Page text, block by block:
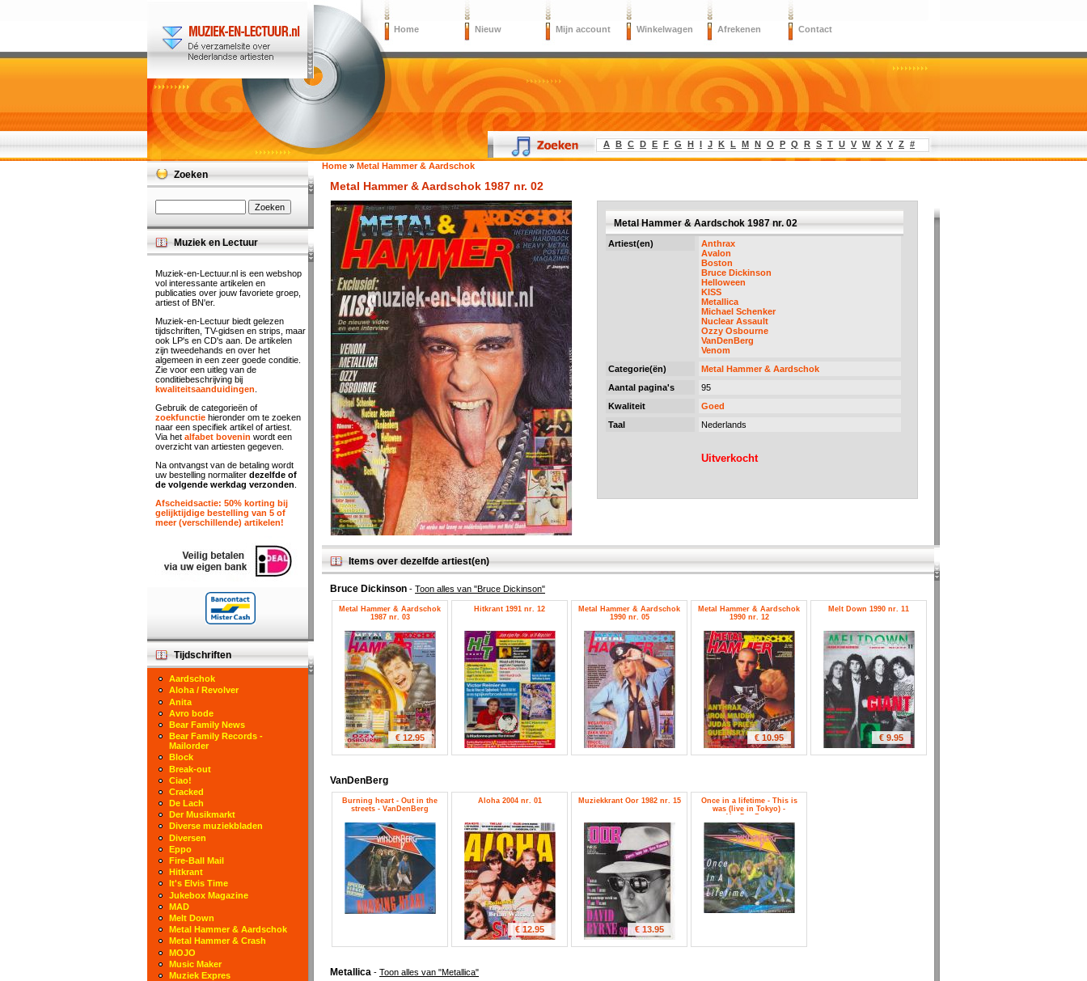
Home Nieuw Mijn account Winkelwagen Afrekenen Contact
A B C D E F G H I J K L M N O P Q R S T U V W X Y Z #
Home » Metal Hammer & Aardschok
Metal Hammer & Aardschok 1987 nr. 02
Metal Hammer & Aardschok 1987 nr. 02
Artiest(en)
Anthrax
Avalon
Boston
Bruce Dickinson
Helloween
KISS
Metallica
Michael Schenker
Nuclear Assault
Ozzy Osbourne
VanDenBerg
Venom
Categorie(ën)
Metal Hammer & Aardschok
Aantal pagina's
95
Kwaliteit
Goed
Taal
Nederlands
Uitverkocht
Items over dezelfde artiest(en)
Bruce Dickinson - Toon alles van "Bruce Dickinson"
Metal Hammer & Aardschok
1987 nr. 03
€ 12.95
Hitkrant 1991 nr. 12
Metal Hammer & Aardschok
1990 nr. 05
Metal Hammer & Aardschok
1990 nr. 12
€ 10.95
Melt Down 1990 nr. 11
€ 9.95
VanDenBerg
Burning heart - Out in the
streets - VanDenBerg
Aloha 2004 nr. 01
€ 12.95
Muziekkrant Oor 1982 nr. 15
€ 13.95
Once in a lifetime - This is
was (live in Tokyo) -
VanDenBerg
Metallica - Toon alles van "Metallica"
Zoeken
Muziek en Lectuur
Muziek-en-Lectuur.nl is een webshop
vol interessante artikelen en
publicaties over jouw favoriete groep,
artiest of BN'er.
Muziek-en-Lectuur biedt gelezen
tijdschriften, TV-gidsen en strips, maar
ook LP's en CD's aan. De artikelen
zijn tweedehands en over het
algemeen in een zeer goede conditie.
Zie voor een uitleg van de
conditiebeschrijving bij
kwaliteitsaanduidingen
Gebruik de categorieën of
zoekfunctie hieronder om te zoeken
naar een specifiek artikel of artiest.
Via het alfabet bovenin wordt een
overzicht van artiesten gegeven.
Na ontvangst van de betaling wordt
uw bestelling normaliter dezelfde of
de volgende werkdag verzonden
Afscheidsactie: 50% korting bij
gelijktijdige bestelling van 5 of
meer (verschillende) artikelen!
Tijdschriften
Aardschok
Aloha / Revolver
Anita
Avro bode
Bear Family News
Bear Family Records -
Mailorder
Block
Break-out
Ciao!
Cracked
De Lach
Der Musikmarkt
Diverse muziekbladen
Diversen
Eppo
Fire-Ball Mail
Hitkrant
It's Elvis Time
Jukebox Magazine
MAD
Melt Down
Metal Hammer & Aardschok
Metal Hammer & Crash
MOJO
Music Maker
Muziek Expres